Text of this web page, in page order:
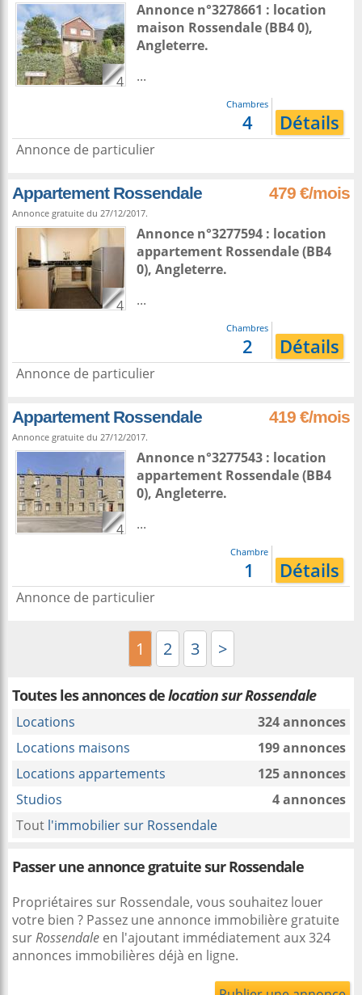
4
Annonce n°3278661 : location
maison Rossendale(BB4 0),
Angleterre.
...
Chambres
4 Détails
Annonce de particulier
Appartement Rossendale 479 €/mois
Annonce gratuite du 27/12/2017.
4
Annonce n°3277594 : location
appartement Rossendale(BB4
0), Angleterre.
...
Chambres
2 Détails
Annonce de particulier
Appartement Rossendale 419 €/mois
Annonce gratuite du 27/12/2017.
4
Annonce n°3277543 : location
appartement Rossendale(BB4
0), Angleterre.
...
Chambre
1 Détails
Annonce de particulier
1 2 3 >
Toutes les annonces delocation sur Rossendale
Locations
324 annonces
Locations maisons
199 annonces
Locations appartements
125 annonces
Studios
4 annonces
Tout l'immobilier sur Rossendale
Passer une annonce gratuite sur Rossendale
Propriétaires sur Rossendale, vous souhaitez louer
votre bien ? Passez une annonce immobilière gratuite
surRossendale en l'ajoutant immédiatement aux 324
annonces immobilières déjà en ligne.